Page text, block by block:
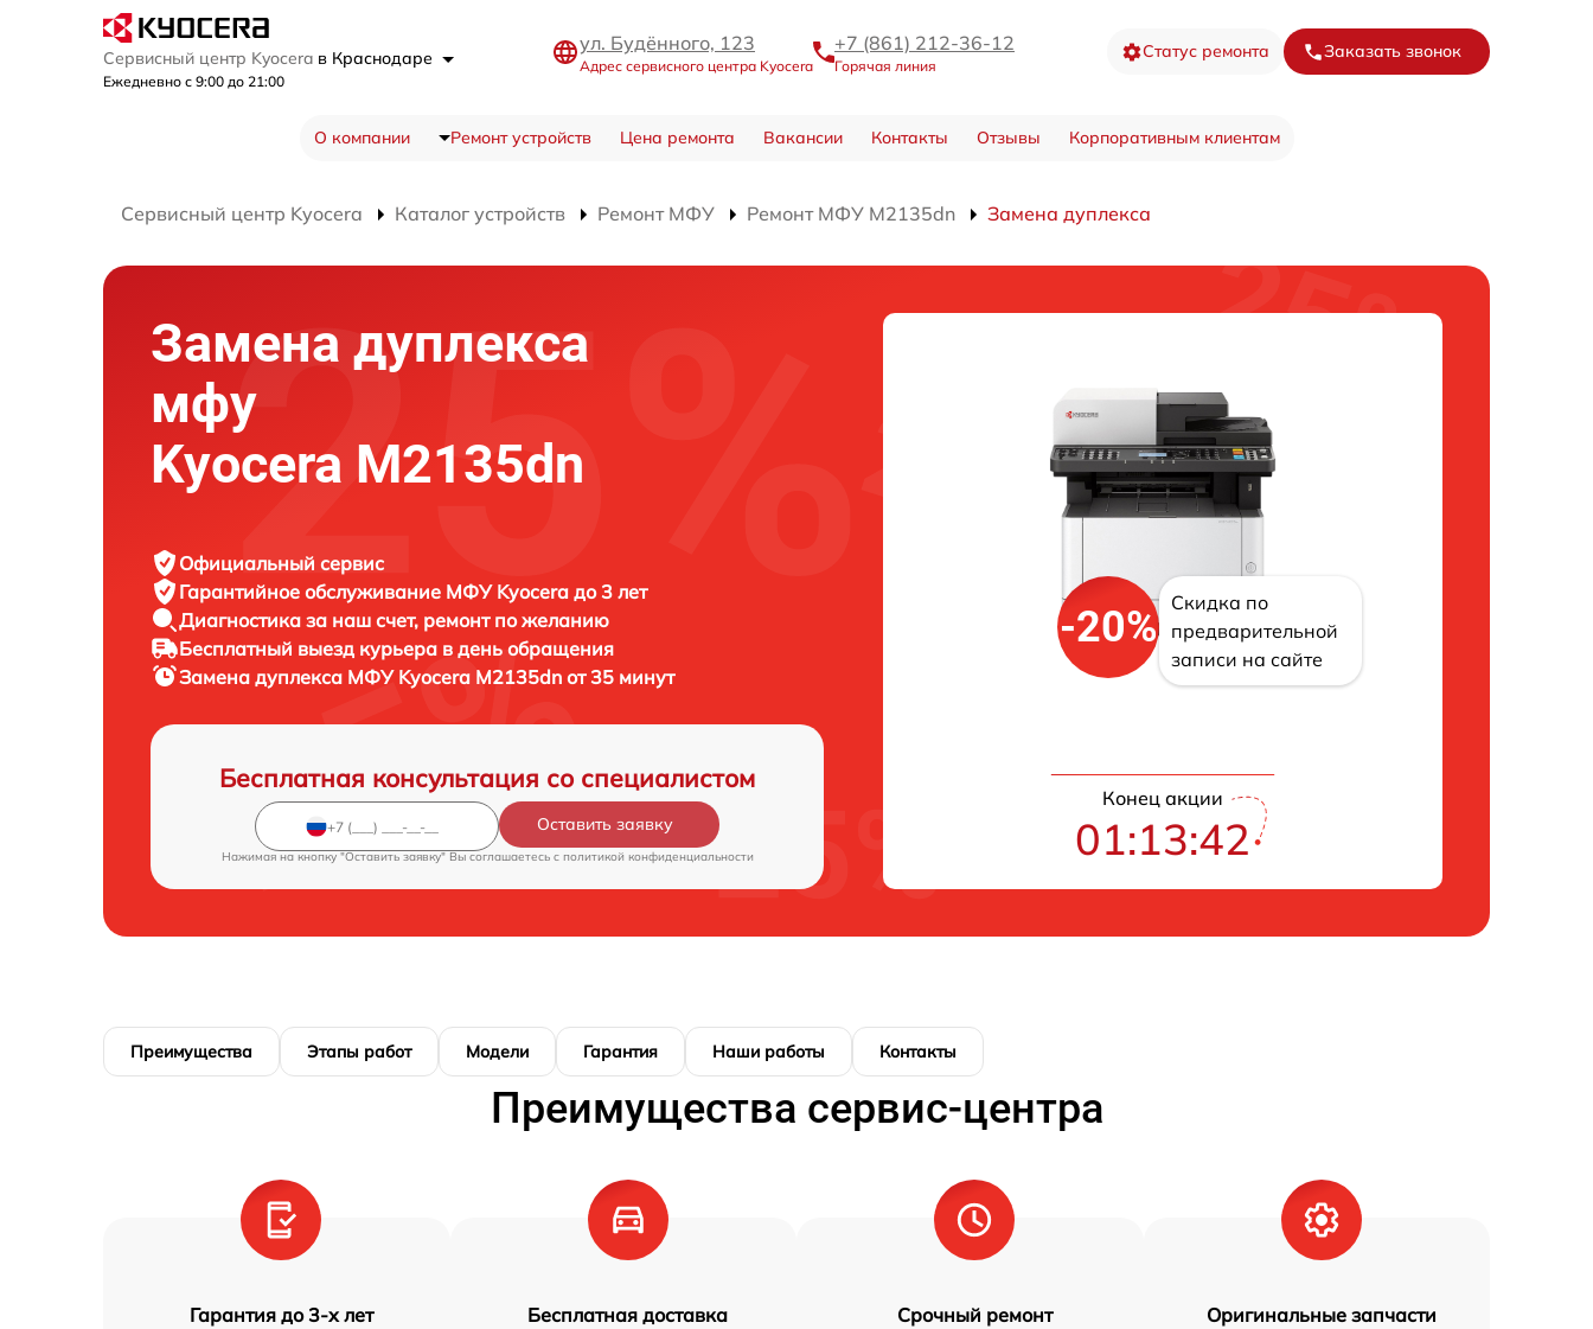
Сервисный центр Kyocera в Краснодаре
Ежедневно с 9:00 до 21:00
ул. Будённого, 123
Адрес сервисного центра Kyocera
+7 (861) 212-36-12
Горячая линия
Статус ремонта Заказать звонок
О компании Ремонт устройств Цена ремонта Вакансии Контакты Отзывы Корпоративным клиентам
Сервисный центр Kyocera Каталог устройств Ремонт МФУ Ремонт МФУ M2135dn Замена дуплекса
Замена дуплекса
мфу
Kyocera M2135dn
Официальный сервис
Гарантийное обслуживание МФУ Kyocera до 3 лет
Диагностика за наш счет, ремонт по желанию
Бесплатный выезд курьера в день обращения
Замена дуплекса МФУ Kyocera M2135dn от 35 минут
Бесплатная консультация со специалистом
Оставить заявку
Нажимая на кнопку "Оставить заявку" Вы соглашаетесь c политикой конфиденциальности
-20%
Скидка по
предварительной
записи на сайте
Конец акции
01:13:41
Преимущества Этапы работ Модели Гарантия Наши работы Контакты
Преимущества сервис-центра
Гарантия до 3-х лет Бесплатная доставка Срочный ремонт Оригинальные запчасти